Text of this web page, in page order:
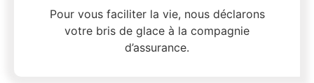
Pour vous faciliter la vie, nous déclarons
votre bris de glace à la compagnie
d’assurance.